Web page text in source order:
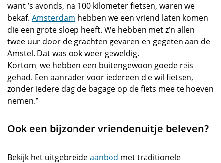
want ’s avonds, na 100 kilometer fietsen, waren we
bekaf. Amsterdam hebben we een vriend laten komen
die een grote sloep heeft. We hebben met z’n allen
twee uur door de grachten gevaren en gegeten aan de
Amstel. Dat was ook weer geweldig.
Kortom, we hebben een buitengewoon goede reis
gehad. Een aanrader voor iedereen die wil fietsen,
zonder iedere dag de bagage op de fiets mee te hoeven
nemen.”
Ook een bijzonder vriendenuitje beleven?
Bekijk het uitgebreideaanbod met traditionele